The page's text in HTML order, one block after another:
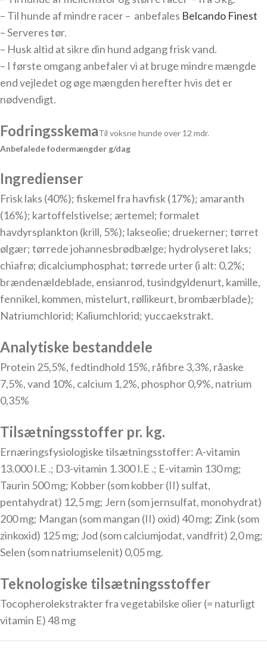
– Til hunde af mindre racer – anbefales Belcando Finest
– Serveres tør.
– Husk altid at sikre din hund adgang frisk vand.
– I første omgang anbefaler vi at bruge mindre mængde
end vejledet og øge mængden herefter hvis det er
nødvendigt.
FodringsskemaTil voksne hunde over 12 mdr.
Anbefalede fodermængder g/dag
Ingredienser
Frisk laks (40%); fiskemel fra havfisk (17%); amaranth
(16%); kartoffelstivelse; ærtemel; formalet
havdyrsplankton (krill, 5%); lakseolie; druekerner; tørret
ølgær; tørrede johannesbrødbælge; hydrolyseret laks;
chiafrø; dicalciumphosphat; tørrede urter (i alt: 0,2%;
brændenældeblade, ensianrod, tusindgyldenurt, kamille,
fennikel, kommen, mistelurt, røllikeurt, brombærblade);
Natriumchlorid; Kaliumchlorid; yuccaekstrakt.
Analytiske bestanddele
Protein 25,5%, fedtindhold 15%, råfibre 3,3%, råaske
7,5%, vand 10%, calcium 1,2%, phosphor 0,9%, natrium
0,35%
Tilsætningsstoffer pr. kg.
Ernæringsfysiologiske tilsætningsstoffer: A-vitamin
13.000 I.E .; D3-vitamin 1.300 I.E .; E-vitamin 130 mg;
Taurin 500 mg; Kobber (som kobber (II) sulfat,
pentahydrat) 12,5 mg; Jern (som jernsulfat, monohydrat)
200 mg; Mangan (som mangan (II) oxid) 40 mg; Zink (som
zinkoxid) 125 mg; Jod (som calciumjodat, vandfrit) 2,0 mg;
Selen (som natriumselenit) 0,05 mg.
Teknologiske tilsætningsstoffer
Tocopherolekstrakter fra vegetabilske olier (= naturligt
vitamin E) 48 mg